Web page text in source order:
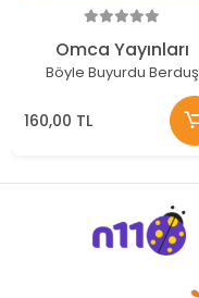
Omca Yayınları
Böyle Buyurdu Berduş
160,00 TL